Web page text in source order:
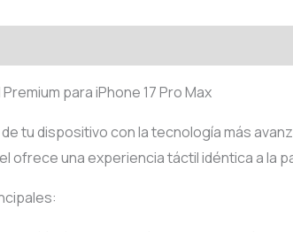
para iPhone 17 Pro Max
tu dispositivo con la tecnología más
ofrece una experiencia táctil idéntica a la